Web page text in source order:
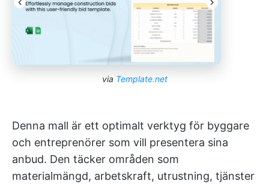
via Template.net
Denna mall är ett optimalt verktyg för byggare
och entreprenörer som vill presentera sina
anbud. Den täcker områden som
materialmängd, arbetskraft, utrustning, tjänster